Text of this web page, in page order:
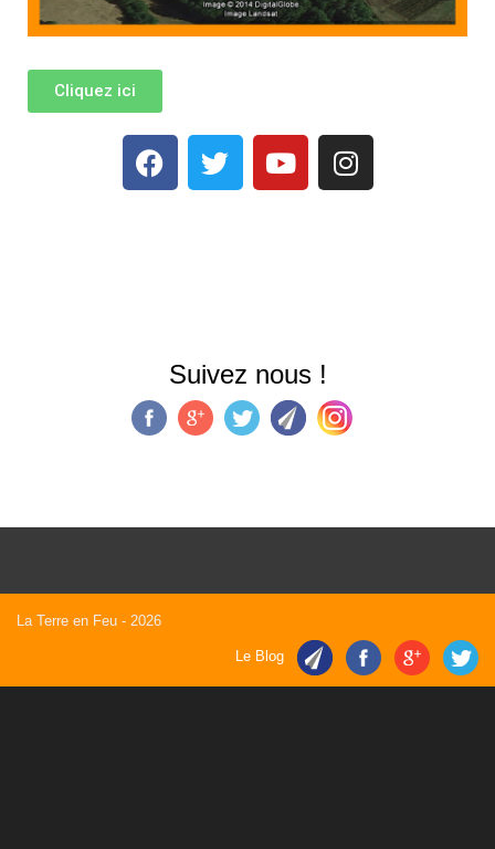
Cliquez ici
Suivez nous !
La Terre en Feu - 2026
Le Blog